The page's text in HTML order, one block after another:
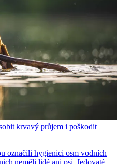
krvavý průjem i poškodit
označili hygienici osm vodních